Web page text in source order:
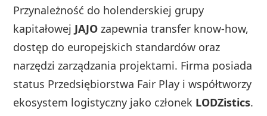
Przynależność do holenderskiej grupy
kapitałowej JAJO zapewnia transfer know-how,
dostęp do europejskich standardów oraz
narzędzi zarządzania projektami. Firma posiada
status Przedsiębiorstwa Fair Play i współtworzy
ekosystem logistyczny jako członek LODZistics.